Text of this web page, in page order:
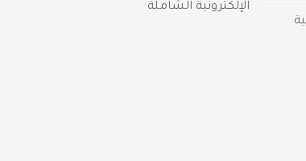
الإلكترونية الشاملة